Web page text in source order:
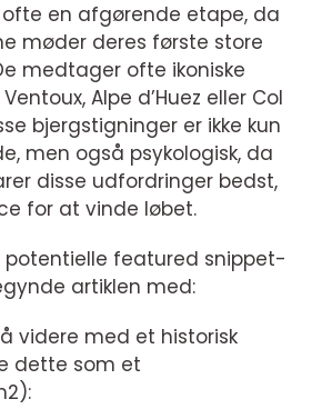
en afgørende etape, da
møder deres første store
medtager ofte ikoniske
Alpe d’Huez eller Col
bjergstigninger er ikke kun
men også psykologisk, da
disse udfordringer bedst,
for at vinde løbet.
potentielle featured snippet-
artiklen med:
videre med et historisk
dette som et